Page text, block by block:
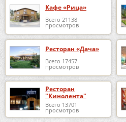
Кафе «Рица»
Всего 21138
просмотров
Ресторан «Дача»
Всего 17457
просмотров
Ресторан
"Кинолента"
Всего 13701
просмотров